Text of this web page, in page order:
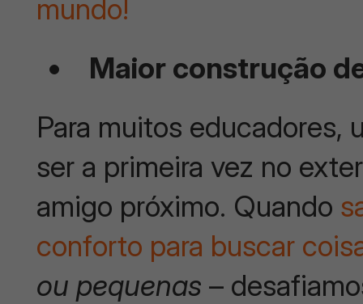
mundo!
Maior construção
Para muitos educadores,
ser a primeira vez no
amigo próximo. Quando
conforto para buscar
ou pequenas –